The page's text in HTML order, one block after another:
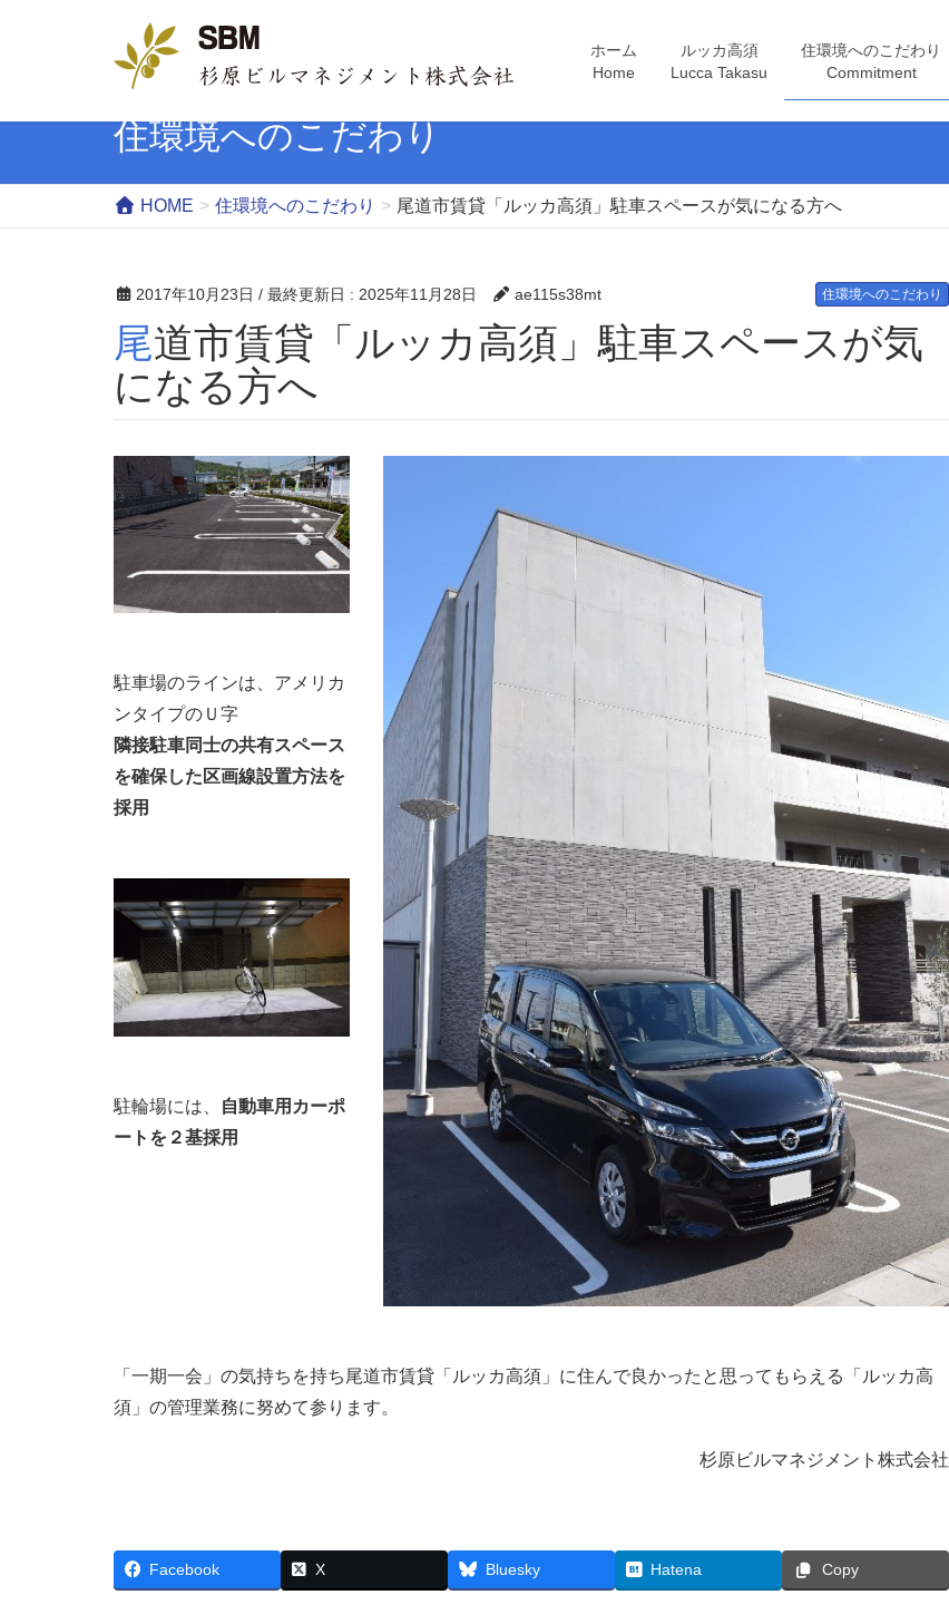
ホーム
Home
ルッカ高須
Lucca Takasu
住環境へのこだわり
Commitment
住環境へのこだわり
HOME 住環境へのこだわり 尾道市賃貸「ルッカ高須」駐車スペースが気になる方へ
2017年10月23日 / 最終更新日 : 2025年11月28日 ae115s38mt 住環境へのこだわり
尾道市賃貸「ルッカ高須」駐車スペースが気
になる方へ
駐車場のラインは、アメリカ
ンタイプのＵ字
隣接駐車同士の共有スペース
を確保した区画線設置方法を
採用
駐輪場には、
自動車用カーポ
ートを２基採用
「一期一会」の気持ちを持ち尾道市賃貸「ルッカ高須」に住んで良かったと思ってもらえる「ルッカ高
須」の管理業務に努めて参ります。
杉原ビルマネジメント株式会社
Facebook X Bluesky Hatena Copy